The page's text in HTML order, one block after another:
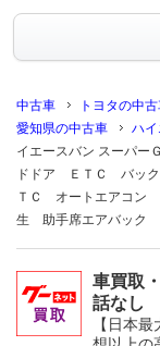
中古車 トヨタの中
愛知県の中古車
ハ
イエースバン スーパ
ドドア ＥＴＣ バッ
ＴＣ オートエアコン
生 助手席エアバック
車買取
話なし
【日本